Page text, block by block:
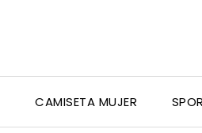
CAMISETA MUJER